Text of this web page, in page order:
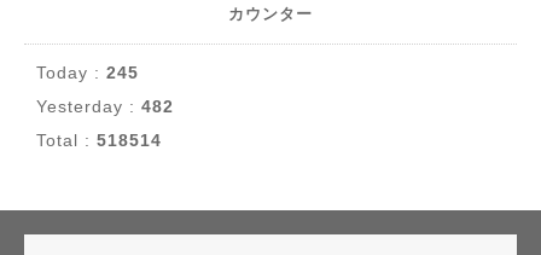
カウンター
Today : 245
Yesterday : 482
Total : 518514